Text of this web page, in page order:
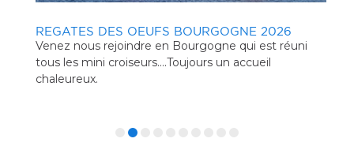
REGATES DES OEUFS BOURGOGNE 2026
Venez nous rejoindre en Bourgogne qui est réuni
tous les mini croiseurs....Toujours un accueil
chaleureux.